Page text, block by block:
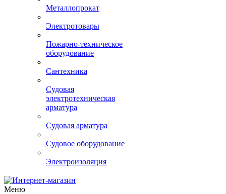
Металлопрокат
Электротовары
Пожарно-техническое
оборудование
Сантехника
Судовая
электротехническая
арматура
Судовая арматура
Судовое оборудование
Электроизоляция
Меню